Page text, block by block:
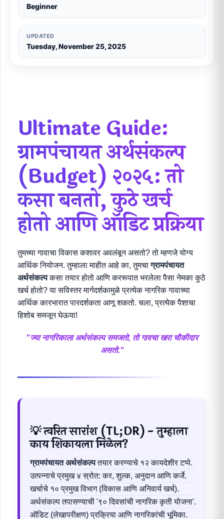
Beginner
UPDATED
Tuesday, November 25, 2025
Ultimate Guide:
ग्रामपंचायत अर्थसंकल्प
(Budget) २०२५: तो
कसा बनतो, कुठे खर्च
होतो आणि ऑडिट प्रक्रिया
तुमच्या गावाचा विकास कशावर अवलंबून असतो? तो म्हणजे योग्य
आर्थिक नियोजन. तुम्हाला माहीत आहे का, तुमचाग्रामपंचायत
अर्थसंकल्पकसा तयार होतो आणि कररूपात भरलेला पैसा नेमका कुठे
खर्च होतो? या सविस्तर मार्गदर्शकामुळे प्रत्येक नागरिक गावाच्या
आर्थिक कारभारात पारदर्शकता आणू शकतो. चला, प्रत्येक पैशाचा
हिशोब समजून घेऊया!
"ज्या नागरिकाला अर्थसंकल्प समजतो, तो गावचा खरा चौकीदार
असतो."
💡 त्वरित सारांश (TL;DR) - तुम्हाला
काय शिकायला मिळेल?
ग्रामपंचायत अर्थसंकल्पतयार करण्याचे १२ कायदेशीर टप्पे.
उत्पन्नाचे प्रमुख ४ स्रोत: कर, शुल्क, अनुदान आणि कर्जे.
खर्चाचे १० प्रमुख विभाग (विकास आणि अनिवार्य खर्च).
अर्थसंकल्प तपासण्याची '९० दिवसांची नागरिक कृती योजना'.
ऑडिट (लेखापरीक्षण) प्रक्रिया आणि नागरिकांची भूमिका.